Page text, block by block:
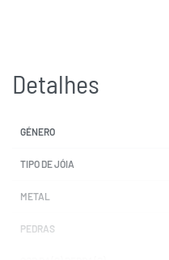
Detalhes
GÉNERO
TIPO DE JÓIA
METAL
PEDRAS